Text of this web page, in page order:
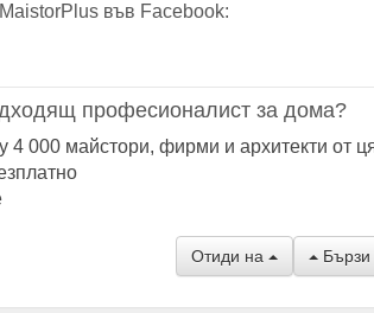
MaistorPlus във Facebook:
професионалист за дома?
4 000 майстори, фирми и архитекти от
Отиди на Бързи